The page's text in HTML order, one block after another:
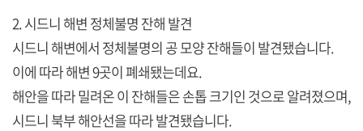
2. 시드니 해변 정체불명 잔해 발견
시드니 해변에서 정체불명의 공 모양 잔해들이 발견됐습니다.
이에 따라 해변 9곳이 폐쇄됐는데요.
해안을 따라 밀려온 이 잔해들은 손톱 크기인 것으로 알려졌으며,
시드니 북부 해안선을 따라 발견됐습니다.